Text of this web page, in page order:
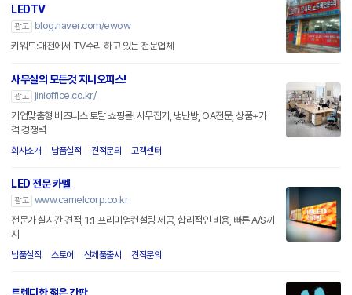
LEDTV
광고
blog.naver.com/ewow
키워드:대전에서 TV수리 하고 있는 전문업체
사무실의 모든것 지니오피스!
광고
jinioffice.co.kr/
기업맞춤형 비즈니스 토탈 쇼핑몰! 사무집기, 냉난방, OA전문, 상품+가
격 경쟁력
회사소개 납품실적 견적문의 고객센터
LED 전문 카멜
광고 www.camelcorp.co.kr
전문가 실시간 견적, 1:1 프리미엄컨설팅 제공, 합리적인 비용, 빠른 A/S까
지
납품실적 스토어 신제품출시 견적문의